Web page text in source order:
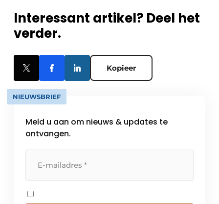
Interessant artikel? Deel het
verder.
Kopieer
NIEUWSBRIEF
Meld u aan om nieuws & updates te
ontvangen.